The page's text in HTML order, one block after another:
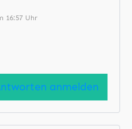
16:57 Uhr
anmelden